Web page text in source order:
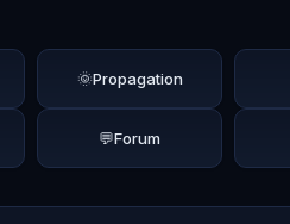
🌞Propagation
💬Forum